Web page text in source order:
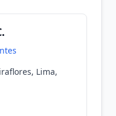
Lima,